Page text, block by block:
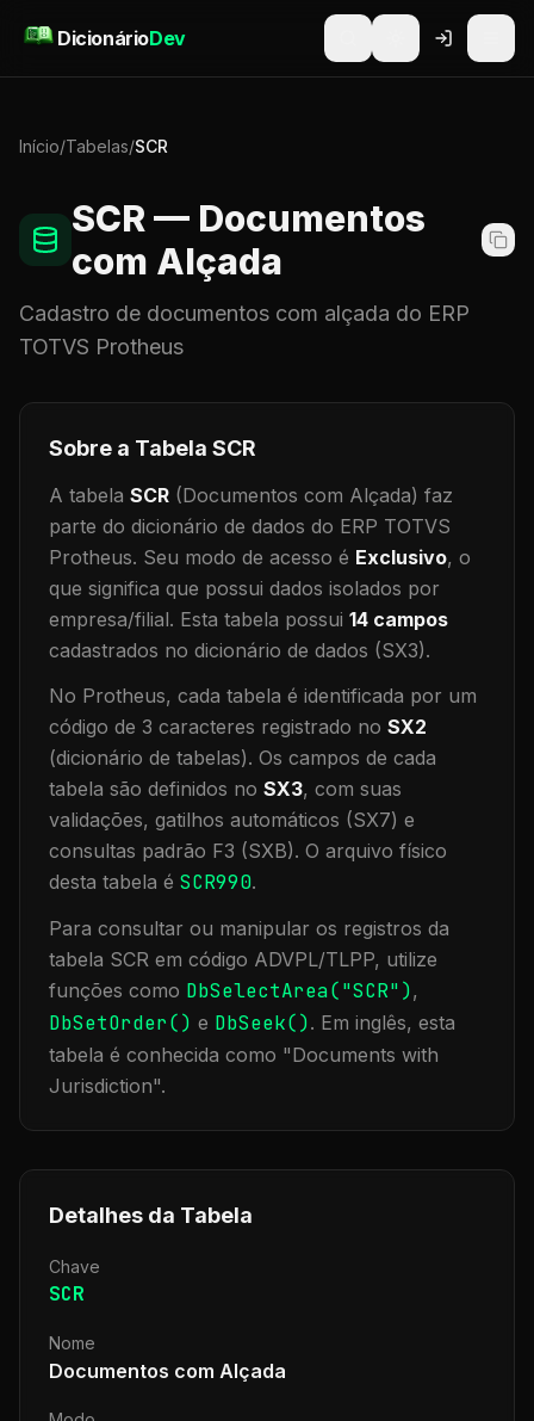
DicionárioDev
Início/Tabelas/SCR
SCR — Documentos
com Alçada
Cadastro de documentos com alçada do ERP
TOTVS Protheus
Sobre a Tabela SCR
A tabela SCR (Documentos com Alçada) faz
parte do dicionário de dados do ERP TOTVS
Protheus. Seu modo de acesso é Exclusivo, o
que significa que possui dados isolados por
empresa/filial. Esta tabela possui 14 campos
cadastrados no dicionário de dados (SX3).
No Protheus, cada tabela é identificada por um
código de 3 caracteres registrado no SX2
(dicionário de tabelas). Os campos de cada
tabela são definidos no SX3, com suas
validações, gatilhos automáticos (SX7) e
consultas padrão F3 (SXB). O arquivo físico
desta tabela é SCR990.
Para consultar ou manipular os registros da
tabela SCR em código ADVPL/TLPP, utilize
funções como DbSelectArea("SCR"),
DbSetOrder() e DbSeek(). Em inglês, esta
tabela é conhecida como "Documents with
Jurisdiction".
Detalhes da Tabela
Chave
SCR
Nome
Documentos com Alçada